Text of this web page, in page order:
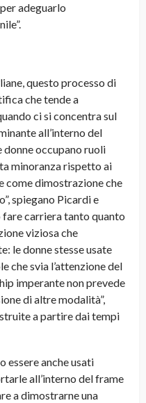
adeguarlo
questo processo di
che tende a
ci si concentra sul
all’interno del
donne occupano ruoli
minoranza rispetto ai
come dimostrazione che
spiegano Picardi e
fare carriera tanto quanto
viziosa che
le donne stesse usate
che svia l’attenzione del
imperante non prevede
di altre modalità”,
a partire dai tempi
essere anche usati
all’interno del frame
a dimostrarne una